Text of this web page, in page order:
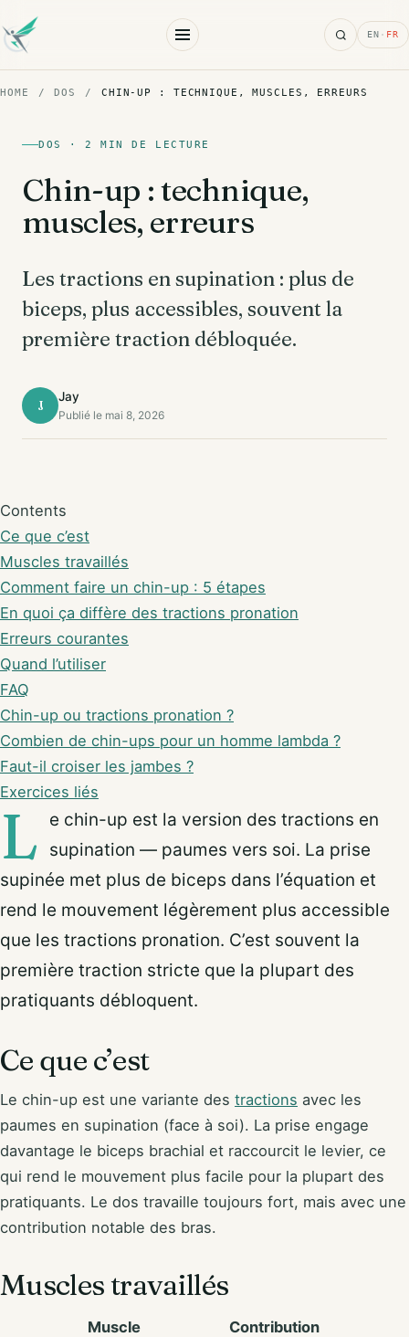
Search
EN · FR
HOME / DOS / CHIN-UP : TECHNIQUE, MUSCLES, ERREURS
DOS · 2 MIN DE LECTURE
Chin-up : technique,
muscles, erreurs
Les tractions en supination : plus de
biceps, plus accessibles, souvent la
première traction débloquée.
J
Jay
Publié le mai 8, 2026
Contents
Ce que c’est
Muscles travaillés
Comment faire un chin-up : 5 étapes
En quoi ça diffère des tractions pronation
Erreurs courantes
Quand l’utiliser
FAQ
Chin-up ou tractions pronation ?
Combien de chin-ups pour un homme lambda ?
Faut-il croiser les jambes ?
Exercices liés
L
e chin-up est la version des tractions en
supination — paumes vers soi. La prise
supinée met plus de biceps dans l’équation et
rend le mouvement légèrement plus accessible
que les tractions pronation. C’est souvent la
première traction stricte que la plupart des
pratiquants débloquent.
Ce que c’est
Le chin-up est une variante des tractions avec les
paumes en supination (face à soi). La prise engage
davantage le biceps brachial et raccourcit le levier, ce
qui rend le mouvement plus facile pour la plupart des
pratiquants. Le dos travaille toujours fort, mais avec une
contribution notable des bras.
Muscles travaillés
Muscle
Contribution